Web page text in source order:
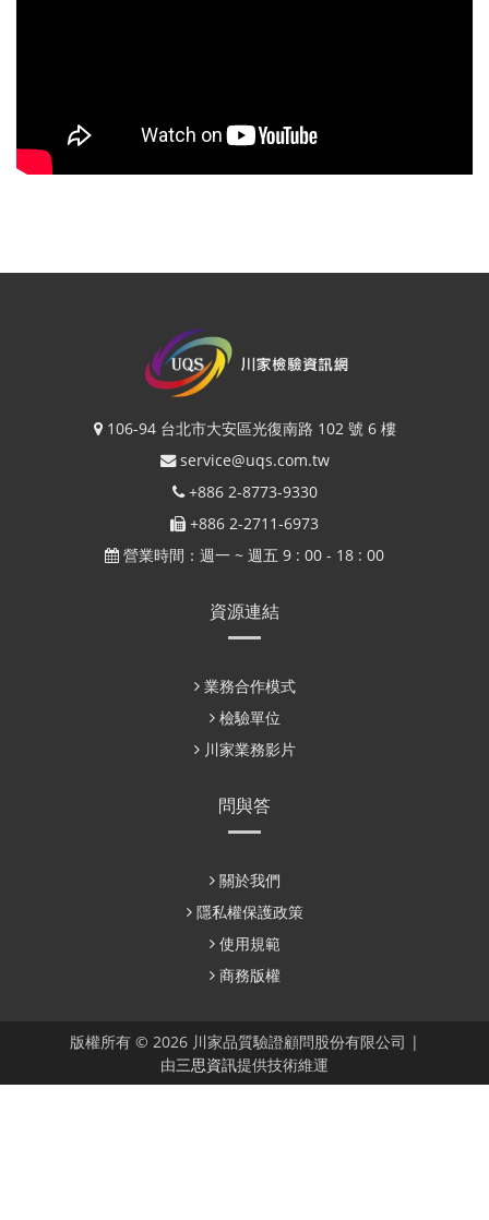
106-94 台北市大安區光復南路 102 號 6 樓
service@uqs.com.tw
+886 2-8773-9330
+886 2-2711-6973
營業時間：週一 ~ 週五 9 : 00 - 18 : 00
資源連結
業務合作模式
檢驗單位
川家業務影片
問與答
關於我們
隱私權保護政策
使用規範
商務版權
版權所有 © 2026 川家品質驗證顧問股份有限公司 |
由三思資訊提供技術維運